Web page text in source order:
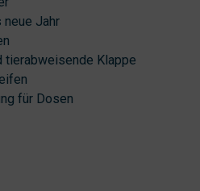
Jahr
tierabweisende Klappe
für Dosen